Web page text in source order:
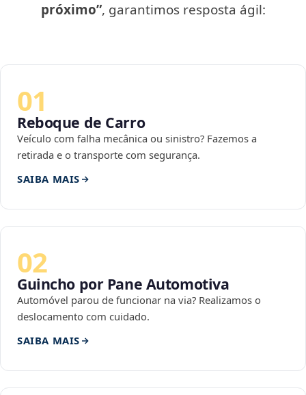
próximo”, garantimos resposta ágil:
01
Reboque de Carro
Veículo com falha mecânica ou sinistro? Fazemos a
retirada e o transporte com segurança.
SAIBA MAIS
02
Guincho por Pane Automotiva
Automóvel parou de funcionar na via? Realizamos o
deslocamento com cuidado.
SAIBA MAIS